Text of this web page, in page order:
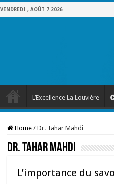
VENDREDI , AOÛT 7 2026
L’Excellence La Louvière
Home / Dr. Tahar Mahdi
Dr. Tahar Mahdi
L’importance du